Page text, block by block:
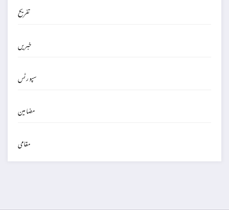
تفریح
خبریں
سپورٹس
مضامین
مقامی